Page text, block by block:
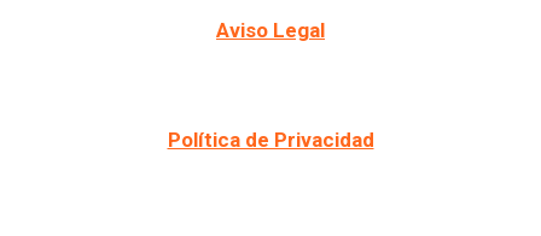
Aviso Legal
Política de Privacidad